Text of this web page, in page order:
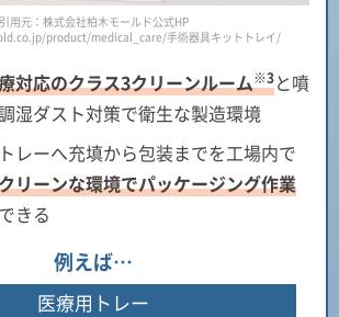
引用元：株式会社柏木モールド公式HP
product/medical_care/手術器具キットトレイ/
対応のクラス3クリーンルーム※3と噴
湿ダスト対策で衛生な製造環境
レーへ充填から包装までを工場内で
リーンな環境でパッケージング作業
できる
例えば…
医療用トレー